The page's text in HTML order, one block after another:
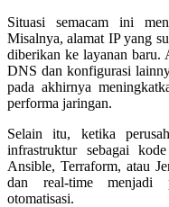
Situasi semacam ini
Misalnya, alamat IP yang
diberikan ke layanan baru.
DNS dan konfigurasi
pada akhirnya
performa jaringan.
Selain itu, ketika
infrastruktur sebagai
Ansible, Terraform, atau
dan real-time menjadi
otomatisasi.